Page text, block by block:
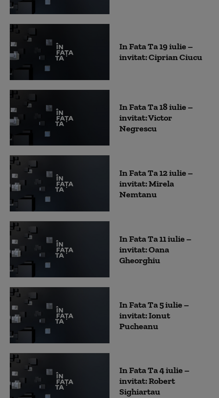
In Fata Ta 19 iulie –
invitat: Ciprian Ciucu
In Fata Ta 18 iulie –
invitat: Victor
Negrescu
In Fata Ta 12 iulie –
invitat: Mirela
Nemtanu
In Fata Ta 11 iulie –
invitat: Oana
Gheorghiu
In Fata Ta 5 iulie –
invitat: Ionut
Pucheanu
In Fata Ta 4 iulie –
invitat: Robert
Sighiartau